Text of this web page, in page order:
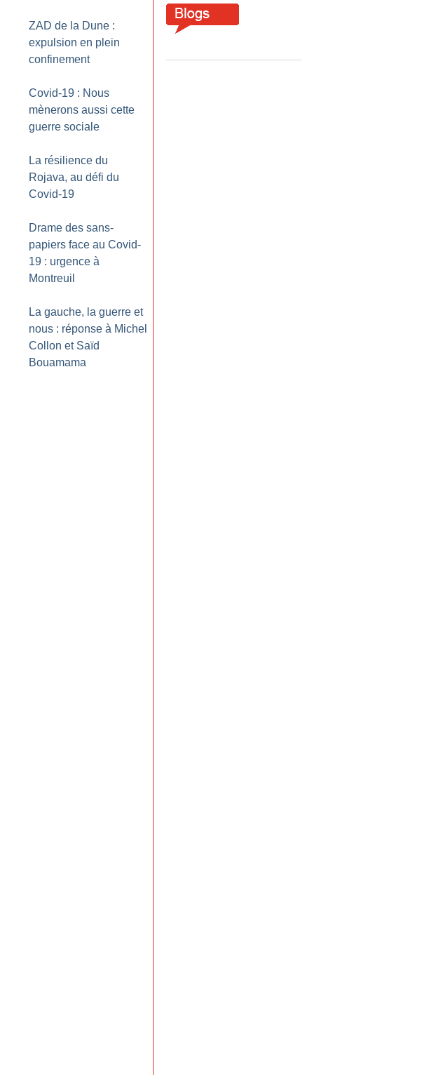
ZAD de la Dune :
expulsion en plein
confinement
Covid-19 : Nous
mènerons aussi cette
guerre sociale
La résilience du
Rojava, au défi du
Covid-19
Drame des sans-
papiers face au Covid-
19 : urgence à
Montreuil
La gauche, la guerre et
nous : réponse à Michel
Collon et Saïd
Bouamama